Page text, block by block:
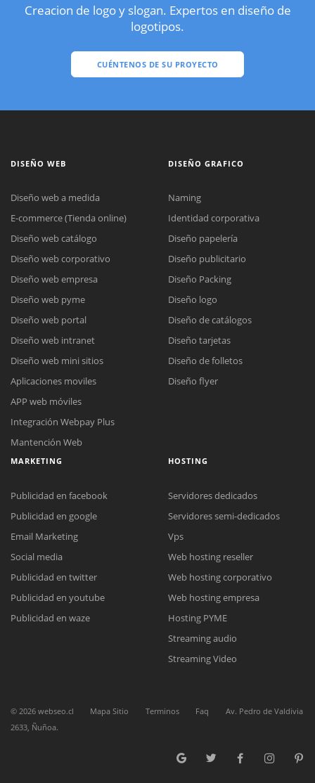
Creacion de logo y slogan. Expertos en diseño de
logotipos.
CUÉNTENOS DE SU PROYECTO
Reunión online
Nuestros ejecutivos le enviarán un correo electrónico con el enlace a
Cotización
Complete el formulario y nos contactaremos a la brevedad.
Chat Online
Todos nuestros ejecutivos están fuera de línea. Complete el formulario
para enviarnos un correo electrónico con sus datos personales.
DISEÑO WEB
Diseño web a medida
E-commerce (Tienda online)
Diseño web catálogo
Diseño web corporativo
Diseño web empresa
Diseño web pyme
Diseño web portal
Diseño web intranet
Diseño web mini sitios
Aplicaciones moviles
APP web móviles
Integración Webpay Plus
Mantención Web
DISEÑO GRAFICO
Naming
Identidad corporativa
Diseño papelería
Diseño publicitario
Diseño Packing
Diseño logo
Diseño de catálogos
Diseño tarjetas
Diseño de folletos
Diseño flyer
MARKETING
Publicidad en facebook
Publicidad en google
Email Marketing
Social media
Publicidad en twitter
Publicidad en youtube
Publicidad en waze
HOSTING
Servidores dedicados
Servidores semi-dedicados
Vps
Web hosting reseller
Web hosting corporativo
Web hosting empresa
Hosting PYME
Streaming audio
Streaming Video
© 2026 webseo.cl Mapa Sitio Terminos Faq
Av. Pedro de Valdivia
2633, Ñuñoa.